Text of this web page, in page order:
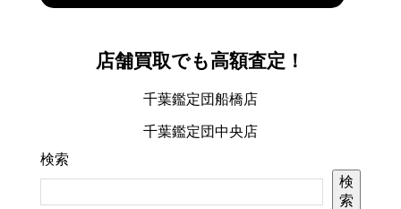
店舗買取でも高額査定！
千葉鑑定団船橋店
千葉鑑定団中央店
検索
検
索